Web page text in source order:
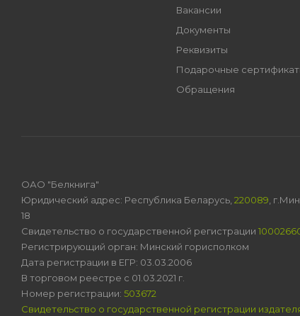
Вакансии
Документы
Реквизиты
Подарочные
Обращения
ОАО "Белкнига"
Юридический адрес: Республика Беларусь, 220089 ,
18
Свидетельство о государственной регистрации
Регистрирующий орган: Минский горисполком
Дата регистрации в ЕГР: 03.03.2006
В торговом реестре с 01.03.2021 г.
Номер регистрации: 503672
Свидетельство о государственной регистрации